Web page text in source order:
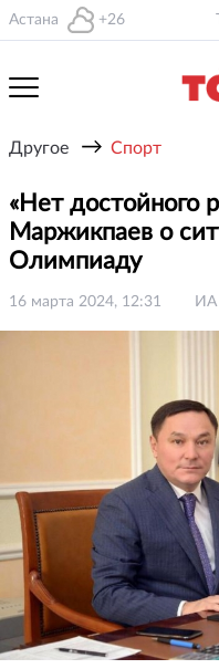
Астана +26
Другое → Спорт
«Нет достойного
Маржикпаев о
Олимпиаду
16 марта 2024, 12:31 ИА